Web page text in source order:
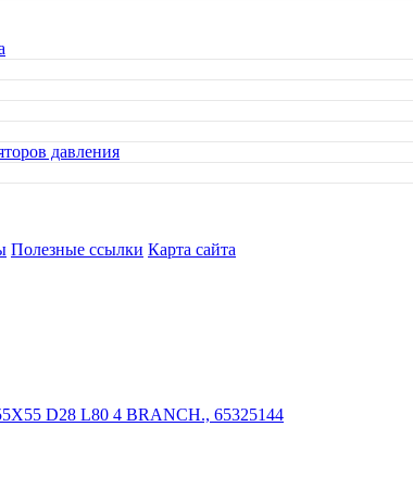
давления
Полезные ссылки Карта сайта
D28 L80 4 BRANCH., 65325144